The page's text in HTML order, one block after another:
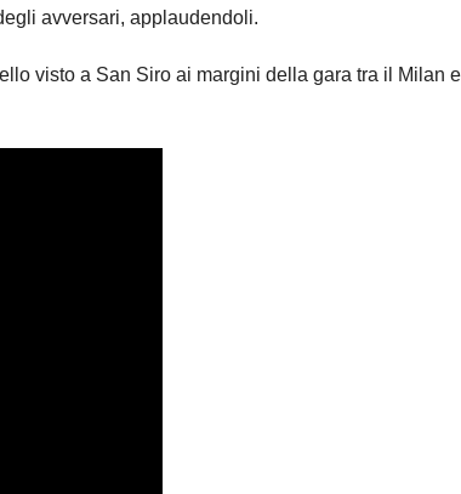
avversari, applaudendoli.
visto a San Siro ai margini della gara tra il Milan